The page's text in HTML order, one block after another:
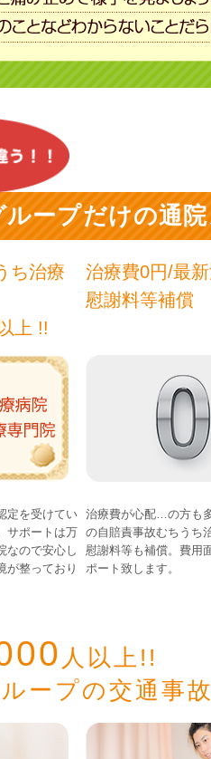
ープだけの通
ち治療
上 !!
定を受けてい
サポートは万
なので安心し
が整っており
治療費0円/最
慰謝料等補償
治療費が心配…の方も
の自賠責事故むちうち
慰謝料等も補償。費用
ポート致します。
人以上!!
ープの交通事